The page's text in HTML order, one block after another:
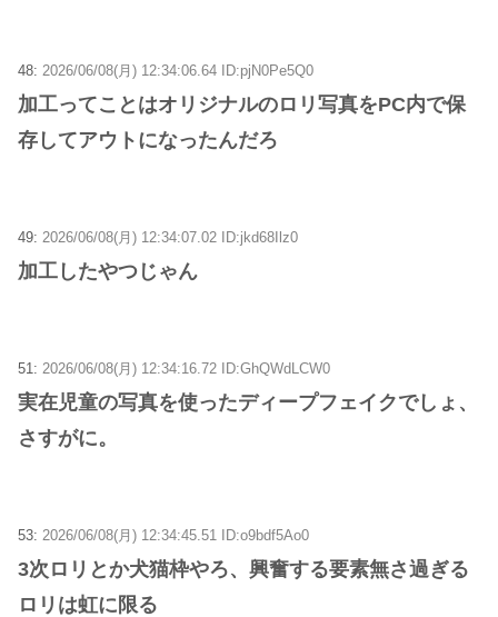
48: 2026/06/08(月) 12:34:06.64 ID:pjN0Pe5Q0
加工ってことはオリジナルのロリ写真をPC内で保
存してアウトになったんだろ
49: 2026/06/08(月) 12:34:07.02 ID:jkd68Ilz0
加工したやつじゃん
51: 2026/06/08(月) 12:34:16.72 ID:GhQWdLCW0
実在児童の写真を使ったディープフェイクでしょ、
さすがに。
53: 2026/06/08(月) 12:34:45.51 ID:o9bdf5Ao0
3次ロリとか犬猫枠やろ、興奮する要素無さ過ぎる
ロリは虹に限る